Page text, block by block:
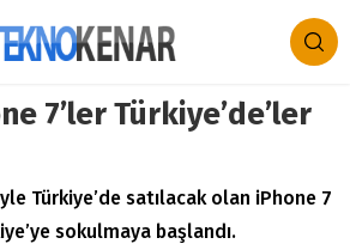
7’ler Türkiye’de’ler
Türkiye’de satılacak olan iPhone 7
sokulmaya başlandı.